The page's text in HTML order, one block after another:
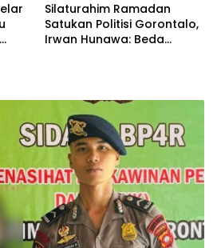
Silaturahim Ramadan
Satukan Politisi Gorontalo,
Irwan Hunawa: Beda